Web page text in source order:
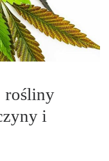
rośliny
i